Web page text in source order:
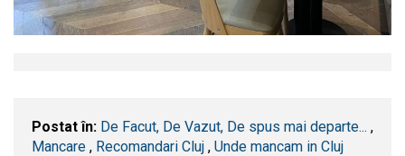
Postat în: De Facut, De Vazut, De spus mai departe... ,
Mancare , Recomandari Cluj , Unde mancam in Cluj